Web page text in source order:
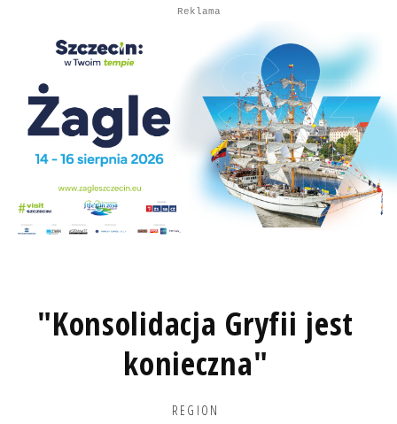
Autopromocja
Reklama
"Konsolidacja Gryfii jest
konieczna"
REGION